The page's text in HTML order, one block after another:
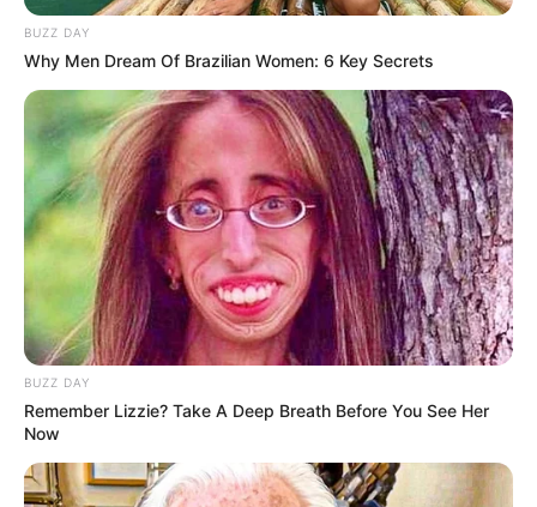
LIHAT ARTIKEL LAINNYA
BUZZ DAY
Why Men Dream Of Brazilian Women: 6 Key Secrets
BUZZ DAY
Remember Lizzie? Take A Deep Breath Before You See Her
Now